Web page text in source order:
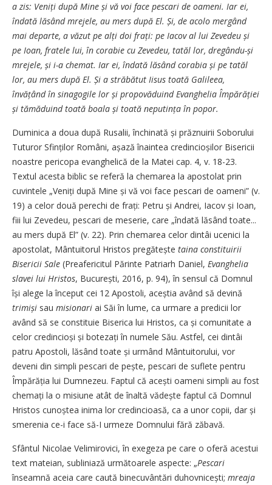
a zis: Veniți după Mine și vă voi face pescari de oameni. Iar ei,
îndată lăsând mrejele, au mers după El. Și, de acolo mergând
mai departe, a văzut pe alți doi frați: pe Iacov al lui Zevedeu și
pe Ioan, fratele lui, în corabie cu Zevedeu, tatăl lor, dregându-și
mrejele, și i-a chemat. Iar ei, îndată lăsând corabia și pe tatăl
lor, au mers după El. Și a străbătut Iisus toată Galileea,
învățând în sinagogile lor și propovăduind Evanghelia Împărăției
și tămăduind toată boala și toată neputința în popor.
Duminica a doua după Rusalii, închinată și prăznuirii Soborului
Tuturor Sfinților Români, așază înaintea credincioșilor Bisericii
noastre pericopa evanghelică de la Matei cap. 4, v. 18-23.
Textul acesta biblic se referă la chemarea la apostolat prin
cuvintele „Veniți după Mine și vă voi face pescari de oameni” (v.
19) a celor două perechi de frați: Petru și Andrei, Iacov și Ioan,
fiii lui Zevedeu, pescari de meserie, care „îndată lăsând toate...
au mers după El” (v. 22). Prin chemarea celor dintâi ucenici la
apostolat, Mântuitorul Hristos pregătește taina constituirii
Bisericii Sale (Preafericitul Părinte Patriarh Daniel, Evanghelia
slavei lui Hristos, București, 2016, p. 94), în sensul că Domnul
își alege la început cei 12 Apostoli, aceștia având să devină
trimiși sau misionari ai Săi în lume, ca urmare a predicii lor
având să se constituie Biserica lui Hristos, ca și comunitate a
celor credincioși și botezați în numele Său. Astfel, cei dintâi
patru Apostoli, lăsând toate și urmând Mântuitorului, vor
deveni din simpli pescari de pește, pescari de suflete pentru
Împărăția lui Dumnezeu. Faptul că acești oameni simpli au fost
chemați la o misiune atât de înaltă vădește faptul că Domnul
Hristos cunoștea inima lor credincioasă, ca a unor copii, dar și
smerenia ce-i face să-I urmeze Domnului fără zăbavă.
Sfântul Nicolae Velimirovici, în exegeza pe care o oferă acestui
text mateian, subliniază următoarele aspecte: „Pescari
înseamnă aceia care caută binecuvântări duhovnicești; mreaja